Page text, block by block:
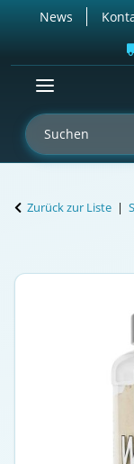
News
Zurück zur Liste